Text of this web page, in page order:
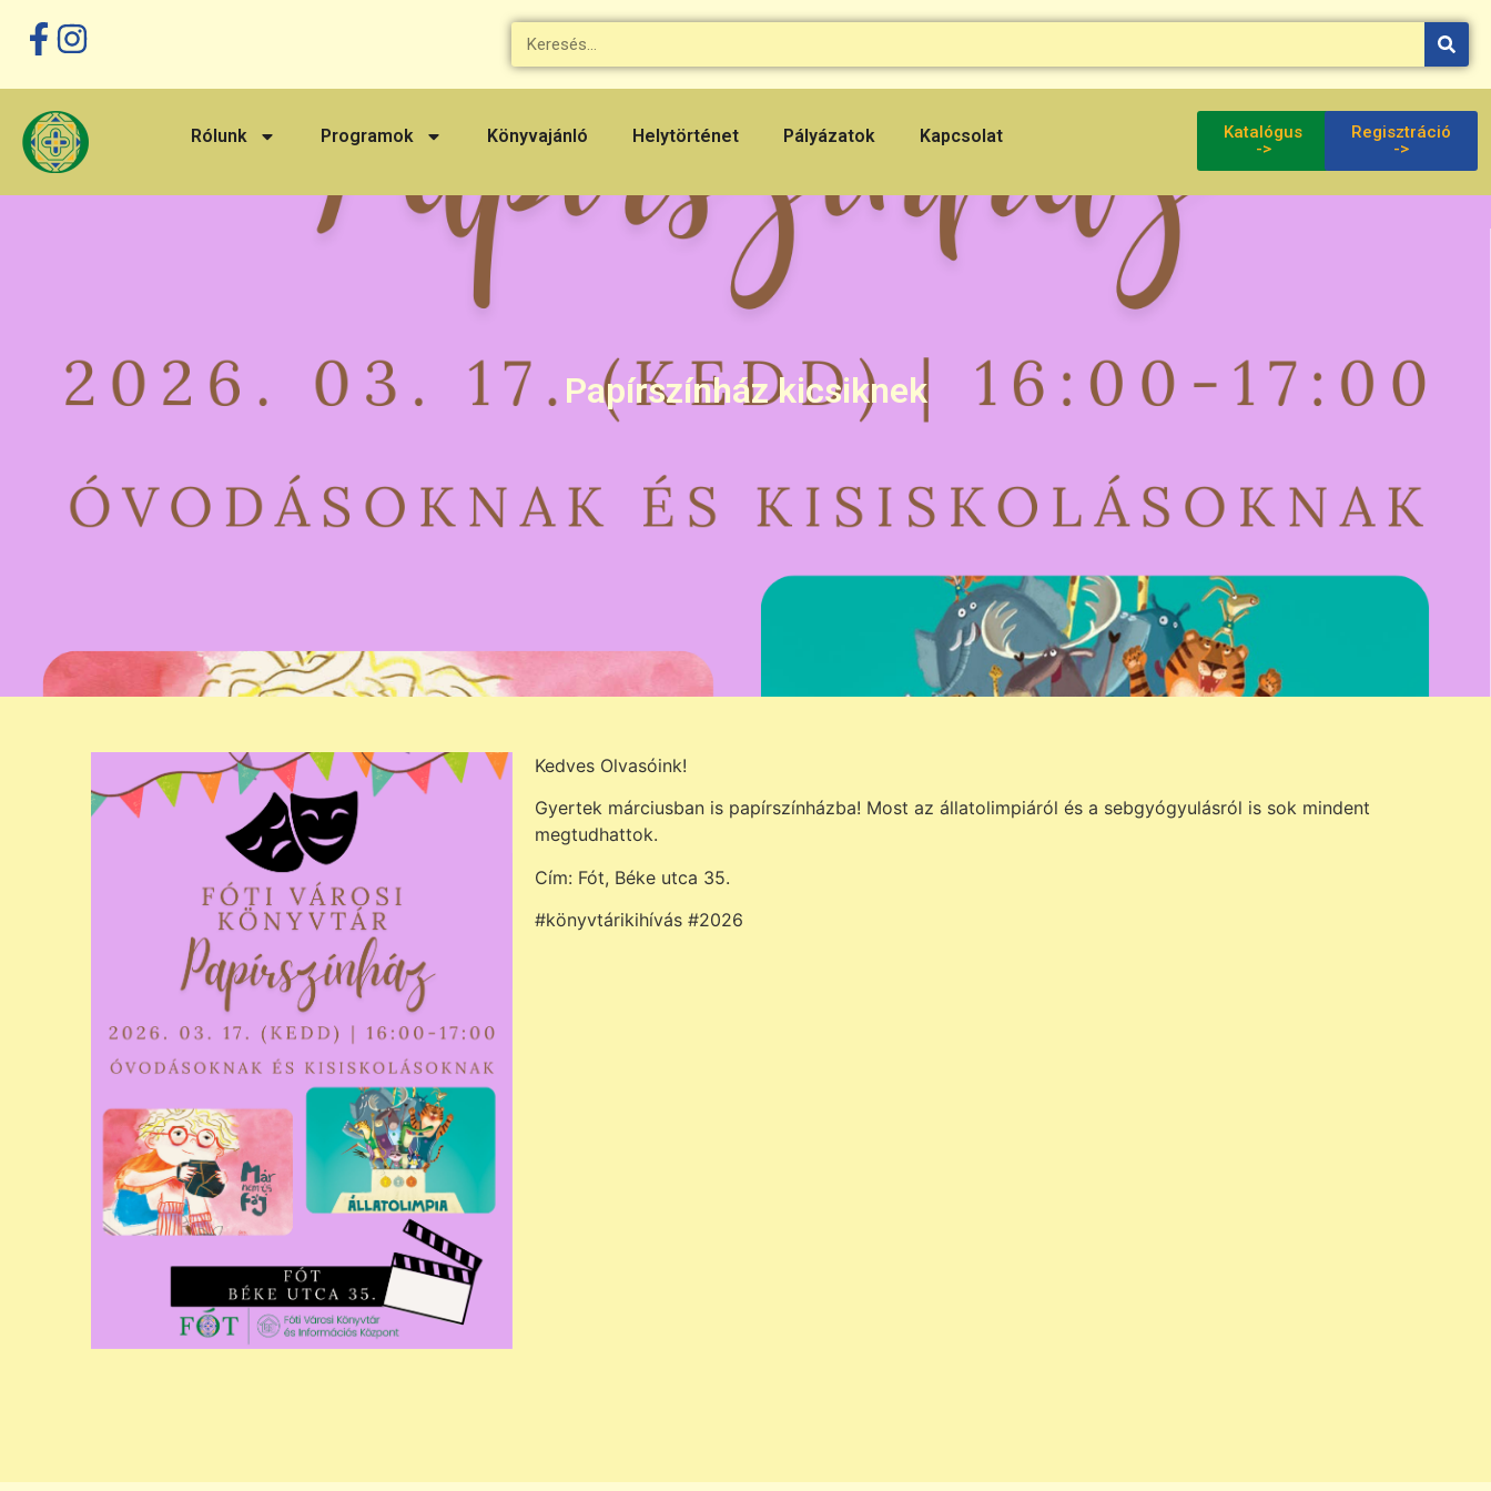
Rólunk Programok Könyvajánló Helytörténet Pályázatok Kapcsolat
Katalógus
->
Regisztráció
->
Papírszínház kicsiknek
Kedves Olvasóink!
Gyertek márciusban is papírszínházba! Most az állatolimpiáról és a sebgyógyulásról is sok mindent
megtudhattok.
Cím: Fót, Béke utca 35.
#könyvtárikihívás #2026